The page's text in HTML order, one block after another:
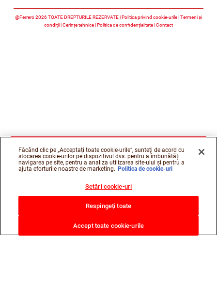
@Ferrero 2026 TOATE DREPTURILE REZERVATE Politica privind cookie-urile Termeni și
condiții Cerințe tehnice Politica de confidențialitate Contact
Făcând clic pe „Acceptați toate cookie-urile”, sunteți de acord cu
stocarea cookie-urilor pe dispozitivul dvs. pentru a îmbunătăți
navigarea pe site, pentru a analiza utilizarea site-ului și pentru a
ajuta eforturile noastre de marketing. Politica de cookie-uri
Setări cookie-uri
Respingeți toate
Accept toate cookie-urile